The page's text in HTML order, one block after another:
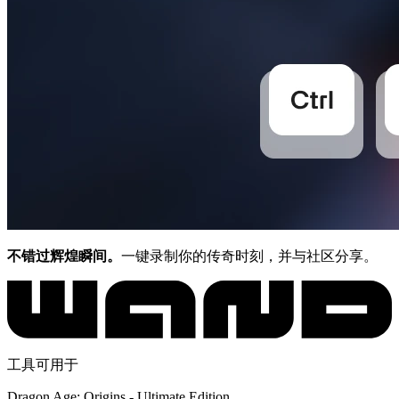
不错过辉煌瞬间。 一键录制你的传奇时刻，并与社区分享。
工具可用于